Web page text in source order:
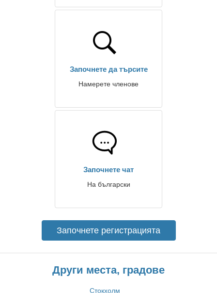
Започнете да търсите
Намерете членове
Започнете чат
На български
Започнете регистрацията
Други места, градове
Стокхолм